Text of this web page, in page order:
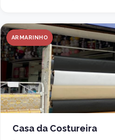
ARMARINHO
Casa da Costureira